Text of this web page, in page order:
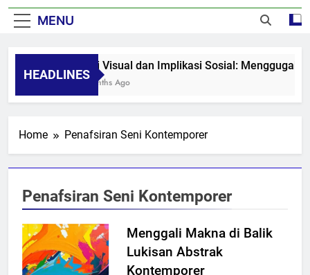
MENU
HEADLINES
Seni Visual dan Implikasi Sosial: Menggugah
8 Months Ago
Home Penafsiran Seni Kontemporer
Penafsiran Seni Kontemporer
Menggali Makna di Balik
Lukisan Abstrak
Kontemporer